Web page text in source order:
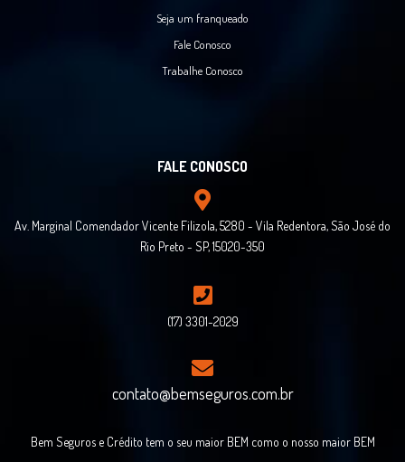
Seja um franqueado
Fale Conosco
Trabalhe Conosco
FALE CONOSCO
Av. Marginal Comendador Vicente Filizola, 5280 - Vila Redentora, São José do
Rio Preto - SP, 15020-350
(17) 3301-2029
contato@bemseguros.com.br
Bem Seguros e Crédito tem o seu maior BEM como o nosso maior BEM